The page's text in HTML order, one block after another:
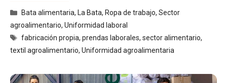
Categorías
Bata alimentaria, La Bata, Ropa de trabajo,Sector
agroalimentario, Uniformidad laboral
Etiquetas
fabricación propia,prendas laborales,sector alimentario,
textil agroalimentario, Uniformidad agroalimentaria